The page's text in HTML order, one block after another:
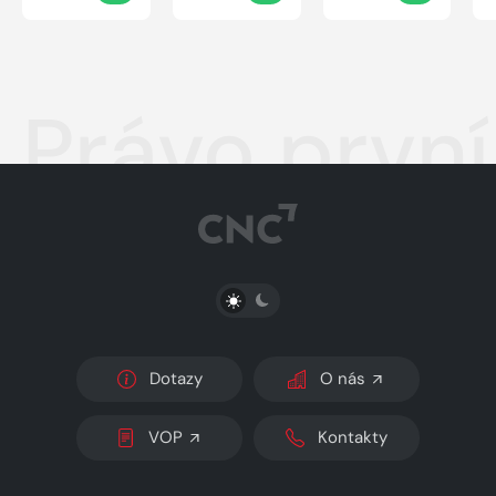
Právo
PŘEPNOUT SVĚTLÝ/TMAVÝ REŽIM
Dotazy O nás
VOP Kontakty